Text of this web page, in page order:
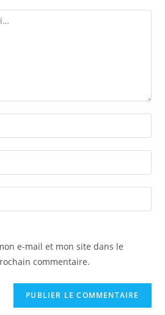
e-mail et mon site dans le
commentaire.